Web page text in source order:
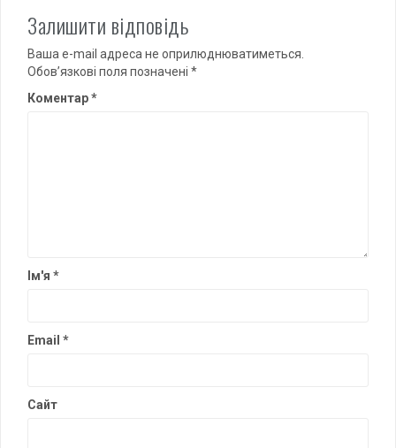
Залишити відповідь
Ваша e-mail адреса не оприлюднюватиметься.
Обов’язкові поля позначені *
Коментар*
Ім'я *
Email *
Сайт